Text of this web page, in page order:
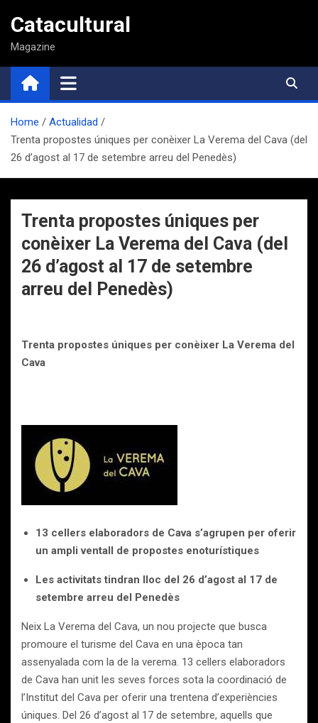
contenido
Catacultural
Magazine
Home
Actualidad
Trenta propostes úniques per conèixer La Verema del Cava (del
26 d’agost al 17 de setembre arreu del Penedès)
Trenta propostes úniques per
conèixer La Verema del Cava (del
26 d’agost al 17 de setembre
arreu del Penedès)
Trenta propostes úniques per conèixer La Verema del
Cava
13 cellers elaboradors de Cava s’agrupen per oferir
un ampli ventall de propostes enoturístiques
Les activitats tindran lloc del 26 d’agost al 17 de
setembre arreu del Penedès
Neix La Verema del Cava, un nou projecte que busca
promoure el turisme del Cava en una època tan
assenyalada com la de la verema. 13 cellers elaboradors
de Cava han unit les seves forces sota la coordinació de
l’Institut del Cava per oferir una trentena d’experiències
úniques. Del 26 d’agost al 17 de setembre, aquells que